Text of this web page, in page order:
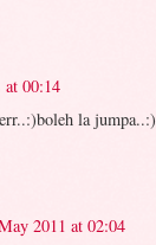
at 00:14
la jumpa..:)
2011 at 02:04